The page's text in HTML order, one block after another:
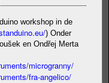
workshop in de
) Onder
en Ondřej Merta
microgranny/
fra-angelico/